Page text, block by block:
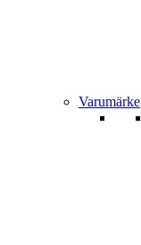
Varumärke